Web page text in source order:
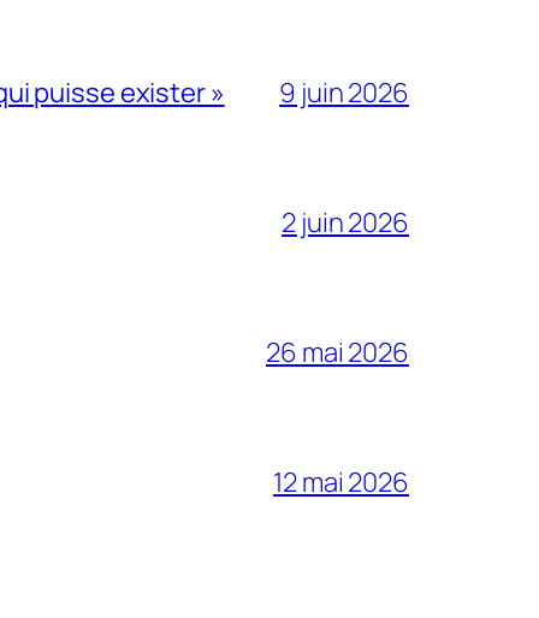
puisse exister » 9 juin 2026
2 juin 2026
26 mai 2026
12 mai 2026